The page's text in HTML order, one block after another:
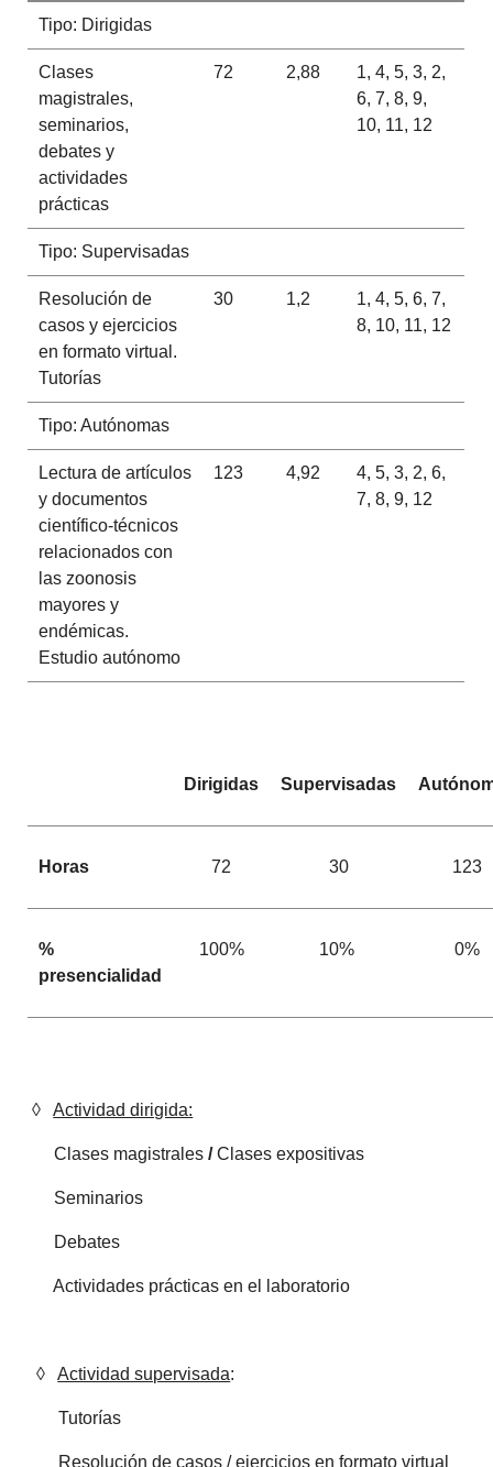
Tipo: Dirigidas
Clases
magistrales,
seminarios,
debates y
actividades
prácticas
72 2,88
1, 4, 5, 3, 2,
6, 7, 8, 9,
10, 11, 12
Tipo: Supervisadas
Resolución de
casos y ejercicios
en formato virtual.
Tutorías
30 1,2
1, 4, 5, 6, 7,
8, 10, 11, 12
Tipo: Autónomas
Lectura de artículos
y documentos
científico-técnicos
relacionados con
las zoonosis
mayores y
endémicas.
Estudio autónomo
123 4,92
4, 5, 3, 2, 6,
7, 8, 9, 12
Dirigidas Supervisadas
Horas 72 30 123
%
presencialidad
100% 10% 0%
◊Actividad dirigida:
Clases magistrales/Clases expositivas
Seminarios
Debates
Actividades prácticas en el laboratorio
◊Actividad supervisada:
Tutorías
Resolución de casos / ejercicios en formato virtual